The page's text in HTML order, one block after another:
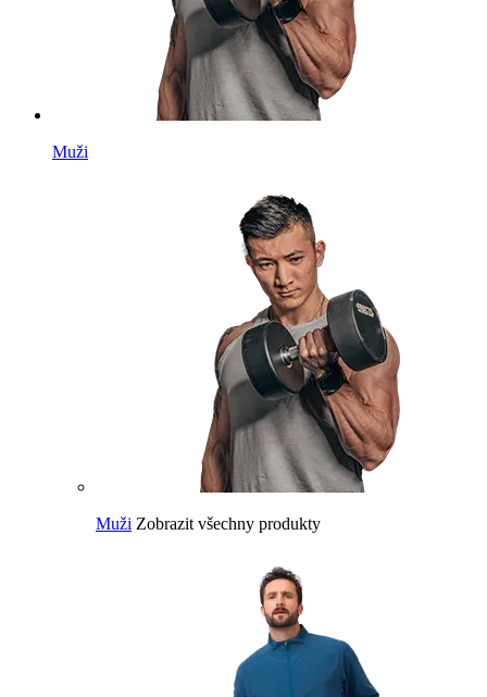
Muži
Muži Zobrazit všechny produkty